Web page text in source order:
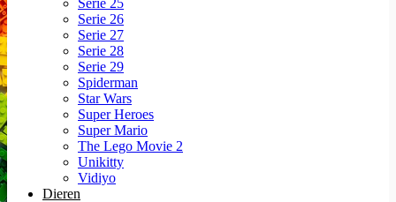
Serie 26
Serie 27
Serie 28
Serie 29
Spiderman
Star Wars
Super Heroes
Super Mario
The Lego Movie 2
Unikitty
Vidiyo
Dieren